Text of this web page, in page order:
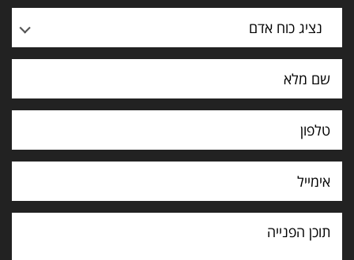
נציג כוח אדם
תוכן
הפנייה